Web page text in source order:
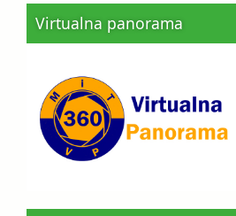
Virtualna panorama